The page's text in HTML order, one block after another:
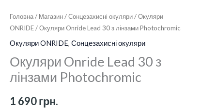
Головна/ Магазин/Сонцезахисні окуляри/Окуляри
ONRIDE/ Окуляри Onride Lead 30 з лінзами Photochromic
Окуляри ONRIDE, Сонцезахисні окуляри
Окуляри Onride Lead 30 з
лінзами Photochromic
1 690грн.